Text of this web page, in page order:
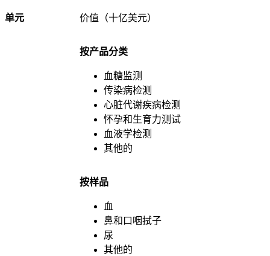
单元 价值（十亿美元）
按产品分类
血糖监测
传染病检测
心脏代谢疾病检测
怀孕和生育力测试
血液学检测
其他的
按样品
血
鼻和口咽拭子
尿
其他的